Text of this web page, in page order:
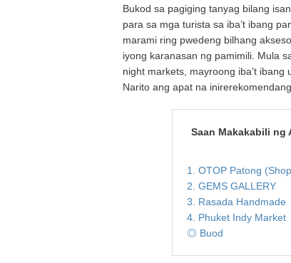
Bukod sa pagiging tanyag bilang
para sa mga turista sa iba’t ibang
marami ring pwedeng bilhang
iyong karanasan ng pamimili. Mula
night markets, mayroong iba’t
Narito ang apat na
Saan Makakabili ng
1. OTOP Patong
2. GEMS GALLERY
3. Rasada Handmade
4. Phuket Indy Market
◎ Buod